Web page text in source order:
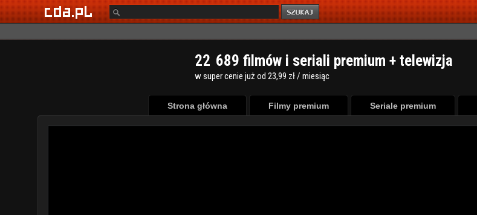
22 689 filmów i seriali premium + telewizja
w super cenie już od 23,99 zł / miesiąc
Strona główna Filmy premium Seriale premium